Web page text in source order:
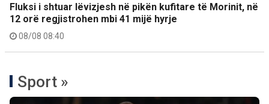
Fluksi i shtuar lëvizjesh në pikën kufitare të Morinit, në
12 orë regjistrohen mbi 41 mijë hyrje
08/08 08:40
Sport »